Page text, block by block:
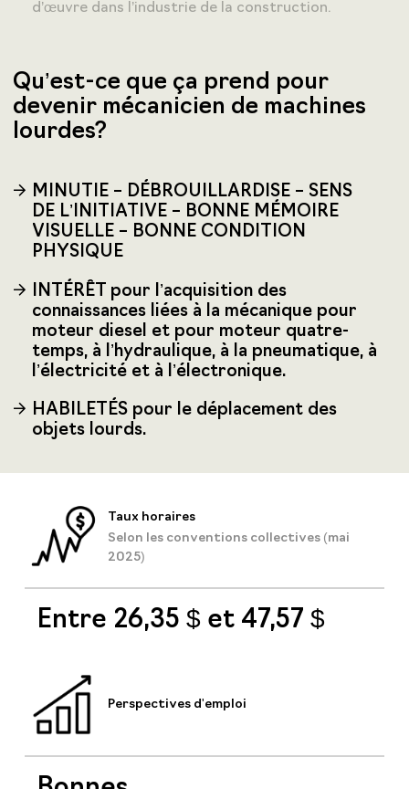
d’œuvre dans l’industrie de la construction.
Qu’est-ce que ça prend pour
devenir mécanicien de machines
lourdes?
MINUTIE – DÉBROUILLARDISE – SENS
DE L’INITIATIVE – BONNE MÉMOIRE
VISUELLE – BONNE CONDITION
PHYSIQUE
INTÉRÊT pour l’acquisition des
connaissances liées à la mécanique pour
moteur diesel et pour moteur quatre-
temps, à l’hydraulique, à la pneumatique, à
l’électricité et à l’électronique.
HABILETÉS pour le déplacement des
objets lourds.
Taux horaires
Selon les conventions collectives (mai
2025)
Entre 26,35 $ et 47,57 $
Perspectives d'emploi